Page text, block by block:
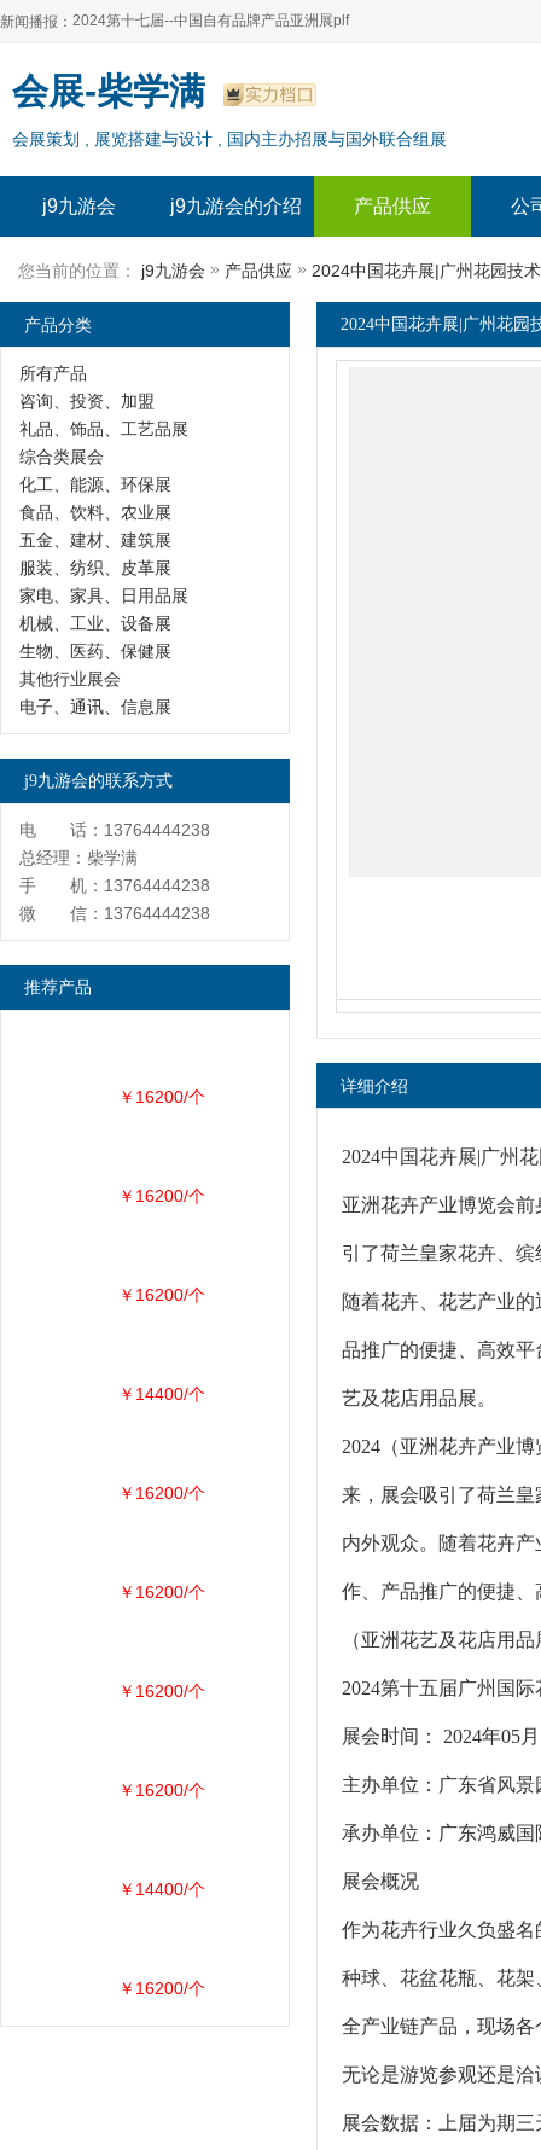
新闻播报：
2024上海自有品牌展--百货展|食品展 零售展|oem展
2024全球自有--品牌产品亚洲展（plf）
2024上海自有品牌展--2024上海oem 贴牌代加工展
2024第十七届--中国自有品牌产品亚洲展plf
2024全球自有--品牌产品亚洲展（plf）
2024年上海--第17届自有品牌展
会展-柴学满
会展策划 , 展览搭建与设计 , 国内主办招展与国外联合组展
j9九游会 j9九游会的介绍 产品供应 公
您当前的位置： j9九游会 » 产品供应 » 2024中国花卉展|广州花园技
2024中国花卉展|广州花园
详细介绍
2024中国花卉展|广州
亚洲花卉产业博览会
引了荷兰皇家花卉、
随着花卉、花艺产业
品推广的便捷、高效
艺及花店用品展。
2024（亚洲花卉产业
来，展会吸引了荷兰
内外观众。随着花卉
作、产品推广的便捷
（亚洲花艺及花店用
2024第十五届广州国
展会时间： 2024年05
主办单位：广东省风
承办单位：广东鸿威
展会概况
作为花卉行业久负盛
种球、花盆花瓶、花
全产业链产品，现场
无论是游览参观还是
展会数据：上届为期
产品分类
所有产品
咨询、投资、加盟
礼品、饰品、工艺品展
综合类展会
化工、能源、环保展
食品、饮料、农业展
五金、建材、建筑展
服装、纺织、皮革展
家电、家具、日用品展
机械、工业、设备展
生物、医药、保健展
其他行业展会
电子、通讯、信息展
j9九游会的联系方式
电 话：13764444238
总经理：柴学满
手 机：13764444238
微 信：13764444238
推荐产品
￥16200/个
￥16200/个
￥16200/个
￥14400/个
￥16200/个
￥16200/个
￥16200/个
￥16200/个
￥14400/个
￥16200/个